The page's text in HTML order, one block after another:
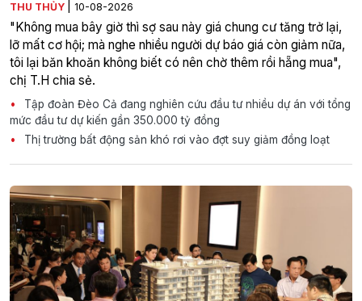
THU THỦY 10-08-2026
"Không mua bây giờ thì sợ sau này giá chung cư tăng trở lại,
lỡ mất cơ hội; mà nghe nhiều người dự báo giá còn giảm nữa,
tôi lại băn khoăn không biết có nên chờ thêm rồi hẵng mua",
chị T.H chia sẻ.
Tập đoàn Đèo Cả đang nghiên cứu đầu tư nhiều dự án với tổng
mức đầu tư dự kiến gần 350.000 tỷ đồng
Thị trường bất động sản khó rơi vào đợt suy giảm đồng loạt